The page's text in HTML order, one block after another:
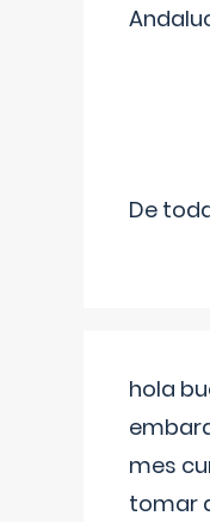
De
hola
mes
tomar